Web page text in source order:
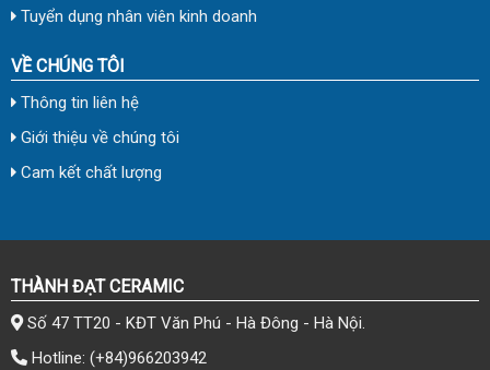
Tuyển dụng nhân viên kinh doanh
VỀ CHÚNG TÔI
Thông tin liên hệ
Giới thiệu về chúng tôi
Cam kết chất lượng
THÀNH ĐẠT CERAMIC
Số 47 TT20 - KĐT Văn Phú - Hà Đông - Hà Nội.
Hotline: (+84)966203942